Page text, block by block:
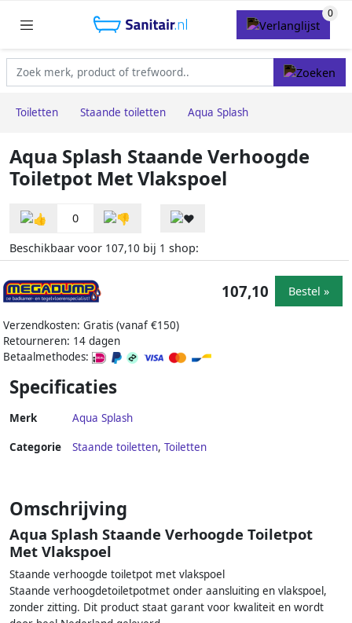
Toiletten Staande toiletten Aqua Splash
Aqua Splash Staande Verhoogde
Toiletpot Met Vlakspoel
0
Beschikbaar voor 107,10 bij 1 shop:
Verzendkosten: Gratis (vanaf €150)
Retourneren: 14 dagen
Betaalmethodes:
107,10 Bestel »
Specificaties
Merk Aqua Splash
Categorie Staande toiletten, Toiletten
Omschrijving
Aqua Splash Staande Verhoogde Toiletpot
Met Vlakspoel
Staande verhoogde toiletpot met vlakspoel
Staande verhoogdetoiletpotmet onder aansluiting en vlakspoel,
zonder zitting. Dit product staat garant voor kwaliteit en wordt